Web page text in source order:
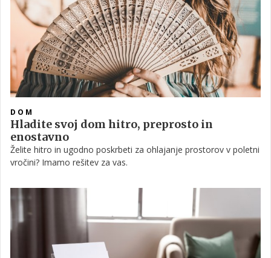
DOM
Hladite svoj dom hitro, preprosto in
enostavno
Želite hitro in ugodno poskrbeti za ohlajanje prostorov v poletni
vročini? Imamo rešitev za vas.